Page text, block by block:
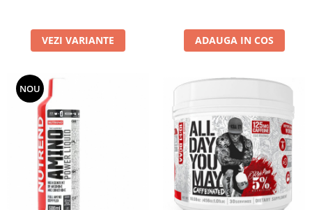
VEZI VARIANTE ADAUGA IN COS
NOU